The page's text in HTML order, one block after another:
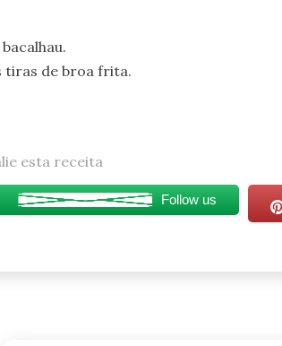
tiras de broa frita.
esta receita
Follow us